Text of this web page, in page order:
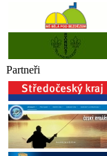
Partneři